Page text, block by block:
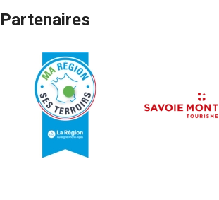
Partenaires